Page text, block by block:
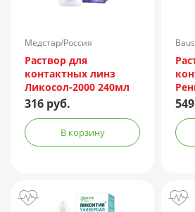
Медстар/Россия
Раствор для
контактных линз
Ликосол-2000 240мл
316 руб.
В корзину